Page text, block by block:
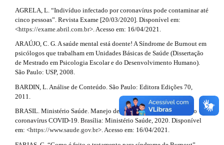
r
a
p
3
.
a
c
e
s
s
p
3
.
a
r
t
i
c
AGRELA, L. “Indivíduo infectado por coronavírus pode contaminar até
cinco pessoas”. Revista Exame [20/03/2020]. Disponível em:
<https://exame.abril.com.br>. Acesso em: 16/04/2021.
ARAÚJO, C. G. A saúde mental está doente! A Síndrome de Burnout em
psicólogos que trabalham em Unidades Básicas de Saúde (Dissertação
de Mestrado em Psicologia Escolar e do Desenvolvimento Humano).
São Paulo: USP, 2008.
BARDIN, L. Análise de Conteúdo. São Paulo: Editora Edições 70,
2011.
BRASIL. Ministério Saúde. Manejo de corpos no contexto do novo
coronavírus COVID-19. Brasília: Ministério Saúde, 2020. Disponível
em: <https://www.saude.gov.br>. Acesso em: 16/04/2021.